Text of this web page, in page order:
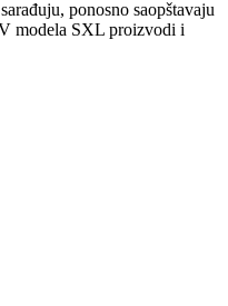
ponosno saopštavaju
modela SXL proizvodi i